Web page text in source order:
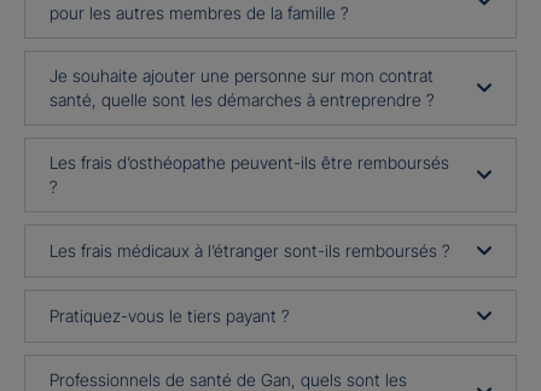
pour les autres membres de la famille ?
Je souhaite ajouter une personne sur mon contrat
santé, quelle sont les démarches à entreprendre ?
Les frais d’osthéopathe peuvent-ils être remboursés
?
Les frais médicaux à l’étranger sont-ils remboursés ?
Pratiquez-vous le tiers payant ?
Professionnels de santé de Gan, quels sont les